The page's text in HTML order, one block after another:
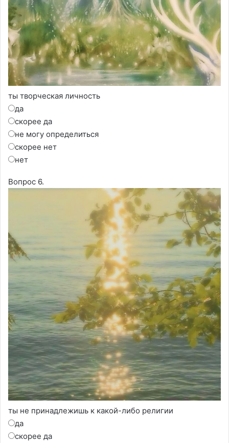
ты творческая личность
да
скорее да
не могу определиться
скорее нет
нет
Вопрос 6.
ты не принадлежишь к какой-либо религии
да
скорее да